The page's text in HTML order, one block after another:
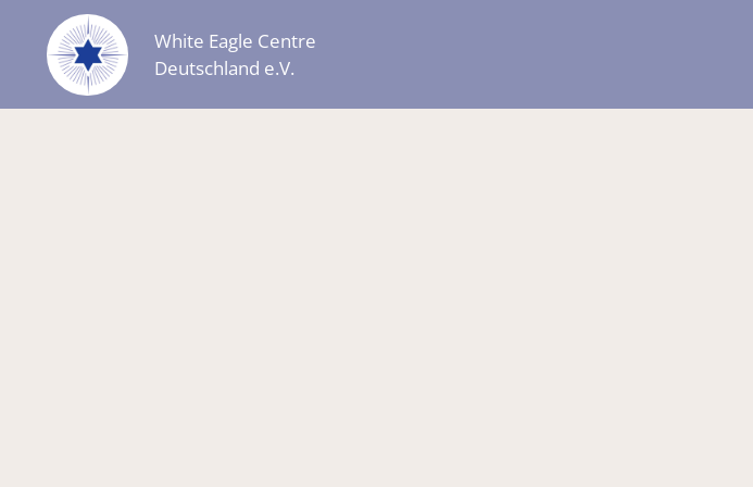
White Eagle Centre
Deutschland e.V.